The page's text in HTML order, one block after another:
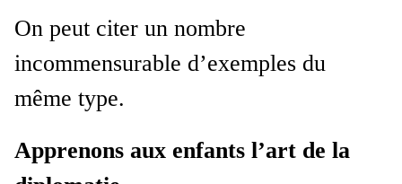
On peut citer un nombre
incommensurable d’exemples du
même type.
Apprenons aux enfants l’art de la